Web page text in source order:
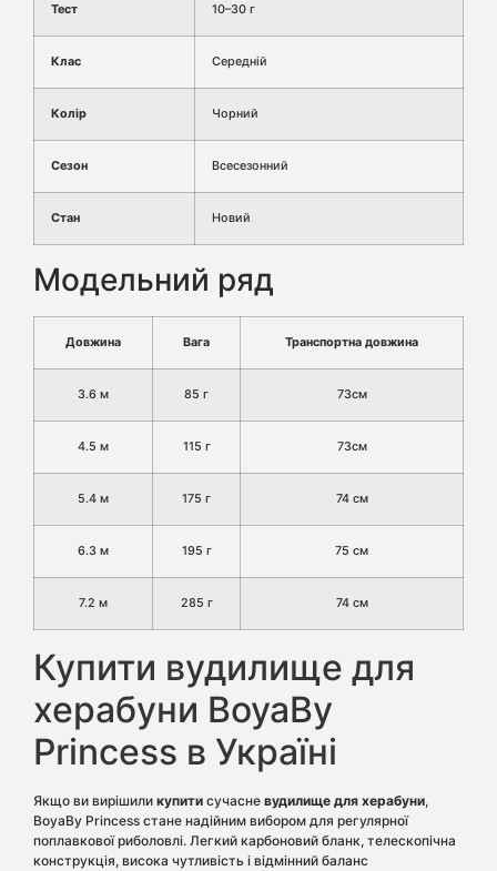
Тест 10–30 г
Клас Середній
Колір Чорний
Сезон Всесезонний
Стан Новий
Модельний ряд
Довжина Вага Транспортна довжина
3.6 м 85 г 73см
4.5 м 115 г 73см
5.4 м 175 г 74 см
6.3 м 195 г 75 см
7.2 м 285 г 74 см
Купити вудилище для
херабуни BoyaBy
Princess в Україні
Якщо ви вирішили купити сучасне вудилище для херабуни,
BoyaBy Princess стане надійним вибором для регулярної
поплавкової риболовлі. Легкий карбоновий бланк, телескопічна
конструкція, висока чутливість і відмінний баланс